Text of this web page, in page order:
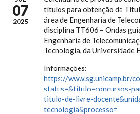
07
2025
títulos para obtenção de
área de Engenharia de
disciplina TT606 – Ondas
Engenharia de
Tecnologia, da Universidade
Informações:
https://www.sg.unicamp.br/
status=&titulo=concursos-
titulo-de-livre-
tecnologia&processo=